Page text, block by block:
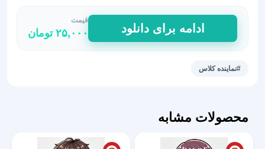
طرح
کارت
نماینده
کلاس
ادامه برای دانلود
قیمت
۲۵,۰۰۰ تومان
#نماینده کلاس
محصولات مشابه